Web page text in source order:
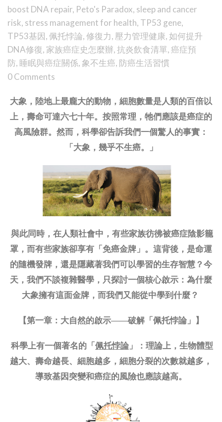
boost DNA repair, Peto's Paradox, sleep and cancer
risk, stress management for health, TP53 gene,
TP53基因,佩托悖論,修復力, 壓力管理健康,如何提升
DNA修復, 家族癌症史怎麼辦,抗炎飲食清單,癌症預
防, 睡眠與癌症關係, 象不生癌, 防癌生活習慣
0 Comments
大象，陸地上最龐大的動物，細胞數量是人類的百倍以
上，壽命可達六七十年。按照常理，牠們應該是癌症的
高風險群。然而，科學卻告訴我們一個驚人的事實：
「大象，幾乎不生癌。」
與此同時，在人類社會中，有些家族彷彿被癌症陰影籠
罩，而有些家族卻享有「免癌金牌」。這背後，是命運
的隨機發牌，還是隱藏著我們可以學習的生存智慧？今
天，我們不談複雜醫學，只探討一個核心啟示：為什麼
大象擁有這面金牌，而我們又能從中學到什麼？
【第一章：大自然的啟示——破解「佩托悖論」】
科學上有一個著名的「 佩托悖論 」：理論上，生物體型
越大、壽命越長、細胞越多，細胞分裂的次數就越多，
導致基因突變和癌症的風險也應該越高。